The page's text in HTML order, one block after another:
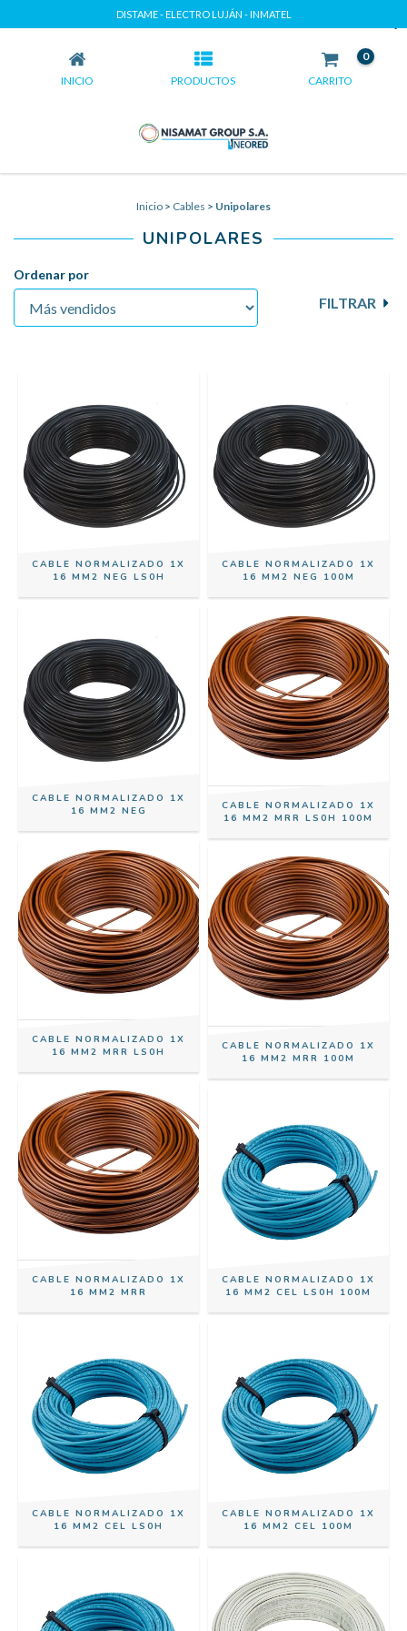
DISTAME - ELECTRO LUJÁN - INMATEL
UNIPOLARES
INICIO PRODUCTOS CARRITO
0
Inicio > Cables > Unipolares
UNIPOLARES
Ordenar por
FILTRAR
CABLE NORMALIZADO 1X
16 MM2 NEG LS0H
CABLE NORMALIZADO 1X
16 MM2 NEG 100M
CABLE NORMALIZADO 1X
16 MM2 NEG
CABLE NORMALIZADO 1X
16 MM2 MRR LS0H 100M
CABLE NORMALIZADO 1X
16 MM2 MRR LS0H
CABLE NORMALIZADO 1X
16 MM2 MRR 100M
CABLE NORMALIZADO 1X
16 MM2 MRR
CABLE NORMALIZADO 1X
16 MM2 CEL LS0H 100M
CABLE NORMALIZADO 1X
16 MM2 CEL LS0H
CABLE NORMALIZADO 1X
16 MM2 CEL 100M